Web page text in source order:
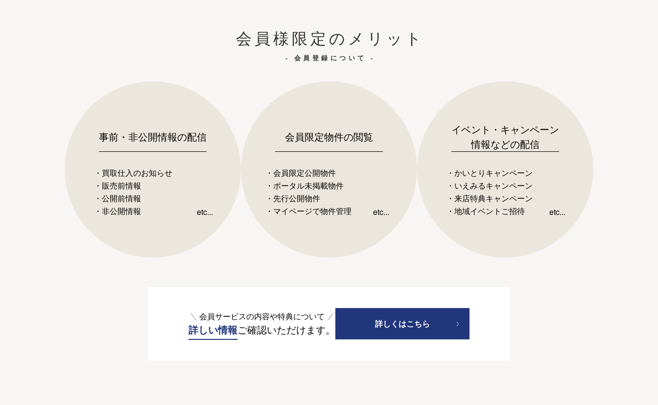
会員様限定のメリット
- 会員登録について -
事前・非公開情報の配信
・買取仕入のお知らせ
・販売前情報
・公開前情報
・非公開情報
etc...
会員限定物件の閲覧
・会員限定公開物件
・ポータル未掲載物件
・先行公開物件
・マイページで物件管理
etc...
イベント・キャンペーン
情報などの配信
・かいとりキャンペーン
・いえみるキャンペーン
・来店特典キャンペーン
・地域イベントご招待
etc...
会員サービスの内容や特典について
詳しい情報ご確認いただけます。 詳しくはこちら